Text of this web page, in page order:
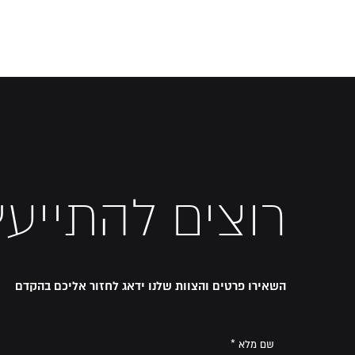
רוצים
השאירו פרטים והצוות שלנו ידאג לחזור אליכם בהקדם